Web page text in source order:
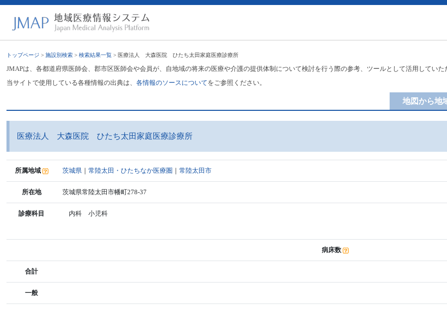
トップページ >施設別検索 >検索結果一覧 > 医療法人 大森医院 ひたち太田家庭医療診療所
JMAPは、各都道府県医師会、郡市区医師会や会員が、自地域の将来の医療や介護の提供体制について検討を行う際の参考、ツールとして活用してい
当サイトで使用している各種情報の出典は、各情報のソースについてをご参照ください。
地図から地
医療法人 大森医院 ひたち太田家庭医療診療所
所属地域 茨城県 ｜常陸太田・ひたちなか医療圏 ｜常陸太田市
所在地 茨城県常陸太田市幡町278-37
診療科目 内科 小児科
病床数
合計
一般